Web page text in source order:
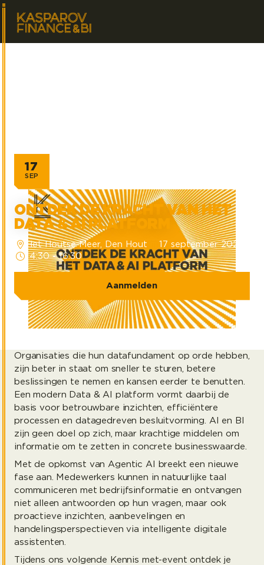
17
SEP
ONTDEK DE KRACHT VAN HET
DATA & AI PLATFORM
Het Houtse Meer, Den Hout
17 september 2026
14:30 - 16:30
Aanmelden
Organisaties die hun datafundament op orde hebben,
zijn beter in staat om sneller te sturen, betere
beslissingen te nemen en kansen eerder te benutten.
Een modern Data & AI platform vormt daarbij de
basis voor betrouwbare inzichten, efficiëntere
processen en datagedreven besluitvorming. AI en BI
zijn geen doel op zich, maar krachtige middelen om
informatie om te zetten in concrete businesswaarde.
Met de opkomst van Agentic AI breekt een nieuwe
fase aan. Medewerkers kunnen in natuurlijke taal
communiceren met bedrijfsinformatie en ontvangen
niet alleen antwoorden op hun vragen, maar ook
proactieve inzichten, aanbevelingen en
handelingsperspectieven via intelligente digitale
assistenten.
Tijdens ons volgende Kennis met-event ontdek je